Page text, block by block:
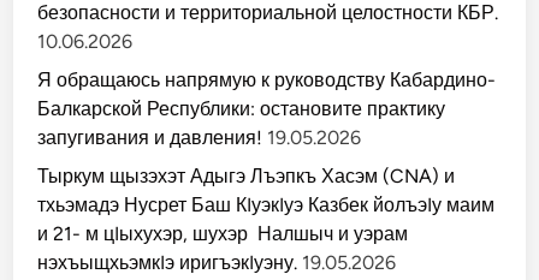
безопасности и территориальной целостности КБР.
10.06.2026
Я обращаюсь напрямую к руководству Кабардино-
Балкарской Республики: остановите практику
запугивания и давления! 19.05.2026
Тыркум щызэхэт Адыгэ Лъэпкъ Хасэм (CNA) и
тхьэмадэ Нусрет Баш КIуэкIуэ Казбек йолъэIу маим
и 21- м цIыхухэр, шухэр Налшыч и уэрам
нэхъыщхьэмкIэ иригъэкIуэну. 19.05.2026